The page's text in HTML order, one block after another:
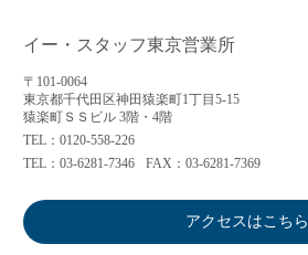
イー・スタッフ東京営業所
〒101-0064
東京都千代田区神田猿楽町1丁目5-15
猿楽町ＳＳビル 3階・4階
TEL：0120-558-226
TEL：03-6281-7346
FAX：03-6281-7369
アクセスはこちら